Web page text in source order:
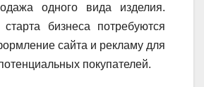
одного вида изделия.
бизнеса потребуются
сайта и рекламу для
покупателей.